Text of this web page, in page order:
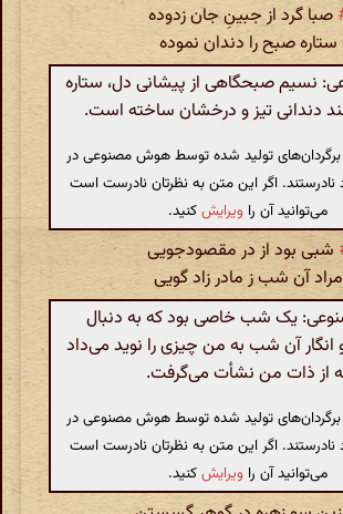
صبا گرد از جبین‌ِ جان زدوده
ستاره صبح را دندان نموده
نسیم صبحگاهی از پیشانی دل، ستاره
دندانی تیز و درخشان ساخته است.
برگردان‌های تولید شده توسط هوش مصنوعی در
نادرستند. اگر این متن به نظرتان نادرست است
می‌توانید آن را ویرایشکنید.
شبی بود از در مقصود‌جویی
مراد آن شب ز مادر زاد گویی
یک شب خاصی بود که به دنبال
آن شب به من چیزی را نوید می‌داد
از ذات من نشأت می‌گرفت.
برگردان‌های تولید شده توسط هوش مصنوعی در
نادرستند. اگر این متن به نظرتان نادرست است
می‌توانید آن را ویرایشکنید.